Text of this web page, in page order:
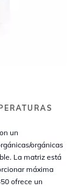
un
orgánicas
La matriz está
máxima
ofrece un